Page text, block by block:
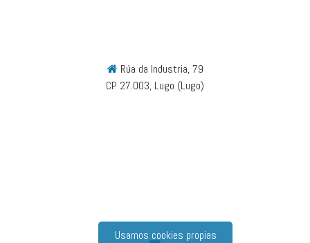
Rúa da Industria, 79
CP 27.003, Lugo (Lugo)
Usamos cookies propias